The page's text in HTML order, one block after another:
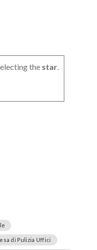
the star.
di Pulizia Uffici